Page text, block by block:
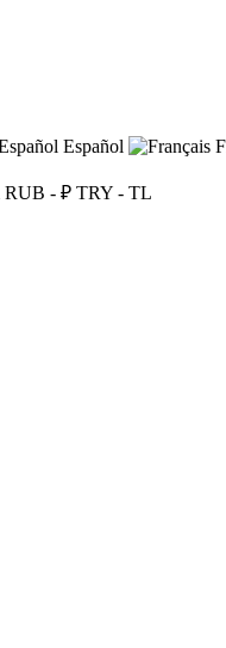
Español
RUB - ₽ TRY - TL